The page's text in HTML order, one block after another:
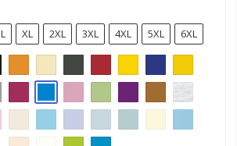
L XL 2XL 3XL 4XL 5XL 6XL